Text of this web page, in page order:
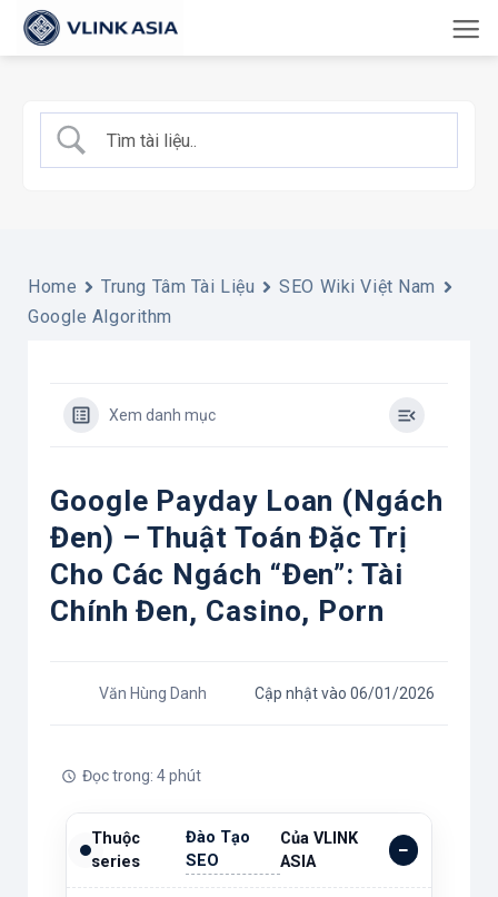
qua
dung
Home Trung Tâm Tài Liệu
SEO Wiki Việt Nam
Google Algorithm
Xem danh mục
Google Payday Loan (Ngách
Đen) – Thuật Toán Đặc Trị
Cho Các Ngách “đen”: Tài
Chính Đen, Casino, Porn
Văn Hùng Danh Cập nhật vào 06/01/2026
Đọc trong: 4 phút
Thuộc
series
Đào Tạo
SEO
Của VLINK
ASIA